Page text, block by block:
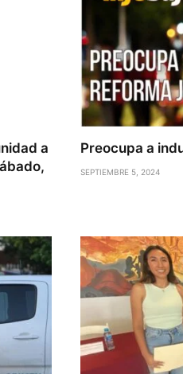
a
Preocupa a
SEPTIEMBRE 5, 2024